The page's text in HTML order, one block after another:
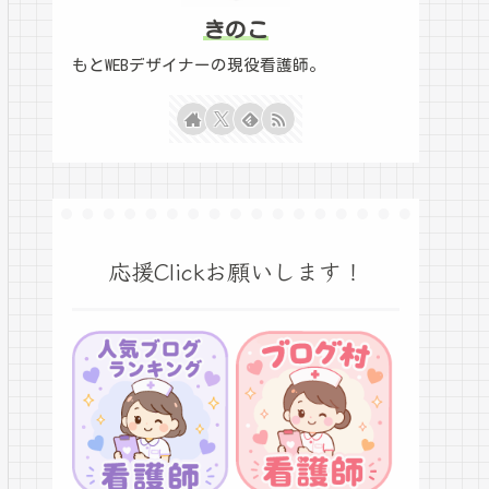
きのこ
もとWEBデザイナーの現役看護師。
応援Clickお願いします！